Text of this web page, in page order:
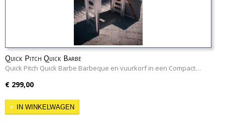
Quick Pitch Quick Barbe
Quick Pitch Quick Barbe Barbeque en vuurkorf in een Compact…
€ 299,00
IN WINKELWAGEN